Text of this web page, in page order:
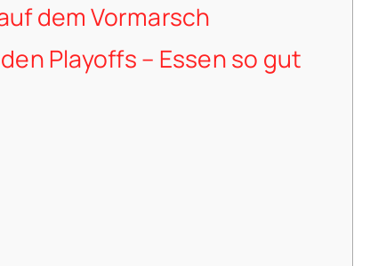
dem Vormarsch
Playoffs – Essen so gut